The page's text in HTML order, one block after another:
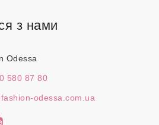
з нами
Odessa
580 87 80
odessa.com.ua